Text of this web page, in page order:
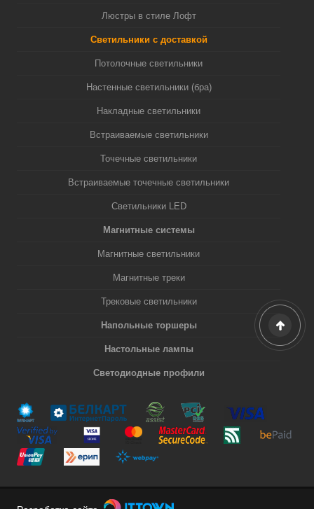
Люстры в стиле Лофт
Светильники с доставкой
Потолочные светильники
Настенные светильники (бра)
Накладные светильники
Встраиваемые светильники
Точечные светильники
Встраиваемые точечные светильники
Светильники LED
Магнитные системы
Магнитные светильники
Магнитные треки
Трековые светильники
Напольные торшеры
Настольные лампы
Светодиодные профили